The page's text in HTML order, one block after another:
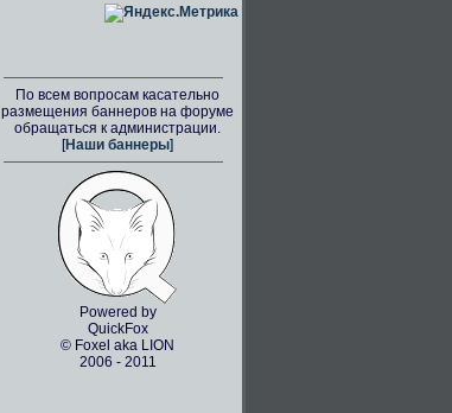
По всем вопросам касательно
размещения баннеров на форуме
обращаться к администрации.
[Наши баннеры]
Powered by
QuickFox
© Foxel aka LION
2006 - 2011